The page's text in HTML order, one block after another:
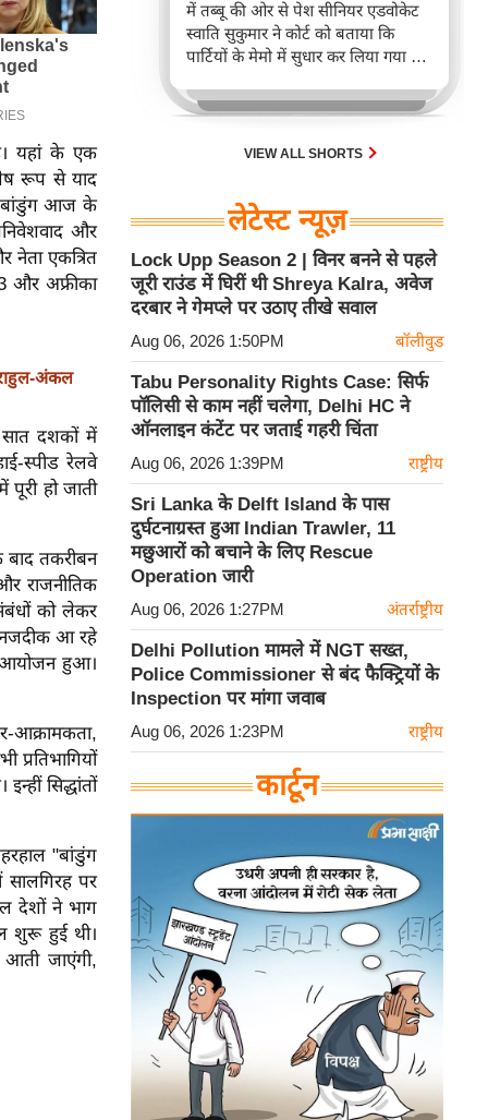
यहां के एक
रूप से याद
बांडुंग आज के
और
नेता एकत्रित
और अफ्रीका
अंकल
सात दशकों में
स्पीड रेलवे
हो जाती
बाद तकरीबन
राजनीतिक
को लेकर
आ रहे
आयोजन हुआ।
आक्रामकता,
सिद्धांतों
"बांडुंग
सालगिरह पर
देशों ने भाग
शुरू हुई थी।
जाएंगी,
में तब्बू की ओर से पेश सीनियर एडवोकेट
स्वाति सुकुमार ने कोर्ट को बताया कि
पार्टियों के मेमो में सुधार कर लिया गया है
मीडिया इंटरमीडियरीज़ की सही पहचान
VIEW ALL SHORTS
लेटेस्ट न्यूज़
Lock Upp Season 2 | विनर बनने से पहले
जूरी राउंड में घिरीं थी Shreya Kalra, अवेज
दरबार ने गेमप्ले पर उठाए तीखे सवाल
Aug 06, 2026 1:50PM बॉलीवुड
Tabu Personality Rights Case: सिर्फ
पॉलिसी से काम नहीं चलेगा, Delhi HC ने
ऑनलाइन कंटेंट पर जताई गहरी चिंता
Aug 06, 2026 1:39PM राष्ट्रीय
Sri Lanka के Delft Island के पास
दुर्घटनाग्रस्त हुआ Indian Trawler, 11
मछुआरों को बचाने के लिए Rescue
Operation जारी
Aug 06, 2026 1:27PM अंतर्राष्ट्रीय
Delhi Pollution मामले में NGT सख्त,
Police Commissioner से बंद फैक्ट्रियों के
Inspection पर मांगा जवाब
Aug 06, 2026 1:23PM राष्ट्रीय
कार्टून